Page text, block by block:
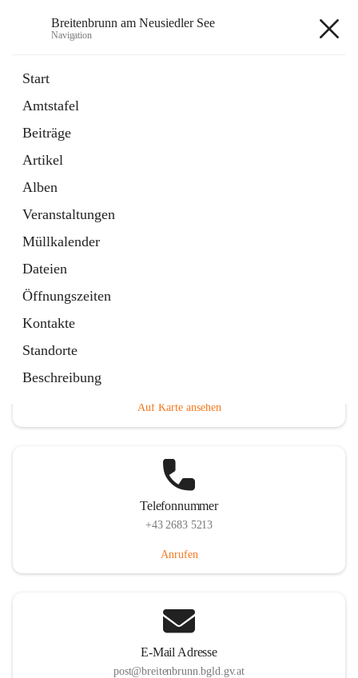
Breitenbrunn am Neusiedler See
Navigation
Start
Amtstafel
Beiträge
Artikel
Alben
Veranstaltungen
Müllkalender
Dateien
Öffnungszeiten
Kontakte
Standorte
Beschreibung
18 Schnellzugriffe
Gemeindeservice
Auf Karte ansehen
Telefonnummer
+43 2683 5213
Anrufen
E-Mail Adresse
post@breitenbrunn.bgld.gv.at